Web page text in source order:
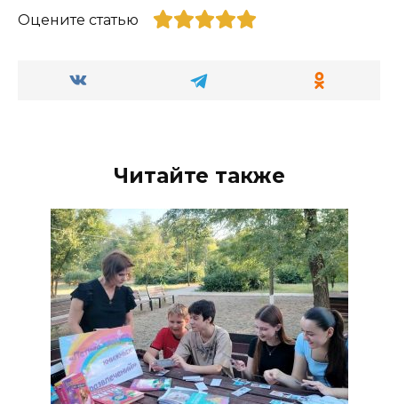
Оцените статью
Читайте также